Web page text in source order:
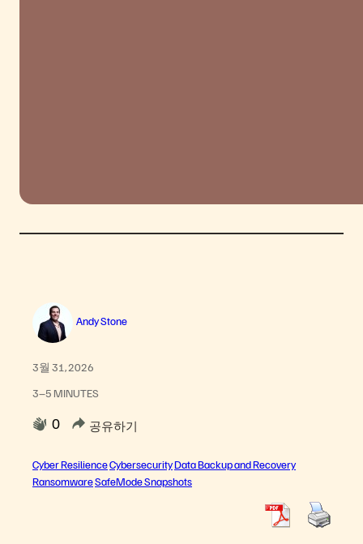
Andy Stone
3월 31, 2026
3–5 MINUTES
0 공유하기
Cyber ResilienceCybersecurityData Backup and Recovery
RansomwareSafeMode Snapshots